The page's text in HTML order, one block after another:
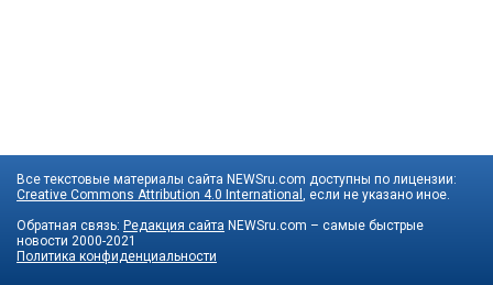
Все текстовые материалы сайта NEWSru.com доступны по лицензии:
Creative Commons Attribution 4.0 International , если не указано иное.
Обратная связь: Редакция сайта NEWSru.com – самые быстрые
новости 2000-2021
Политика конфиденциальности